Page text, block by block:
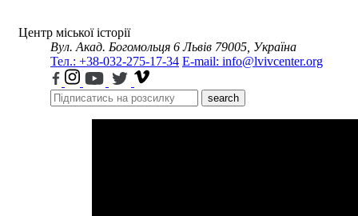
Центр міської історії
Вул. Акад. Богомольця 6 Львів 79005, Україна
Тел.: +38-032-275-17-34 E-mail: info@lvivcenter.org
search